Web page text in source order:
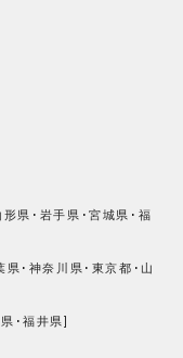
形県 ･ 岩手県 ･宮城県 ･ 福
県 ･ 神奈川県 ･ 東京都 ･ 山
･福井県]